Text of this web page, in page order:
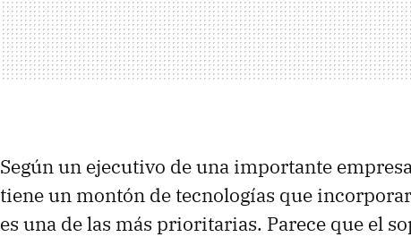
Según un ejecutivo de una importante
tiene un montón de tecnologías que
es una de las más prioritarias. Parece que el